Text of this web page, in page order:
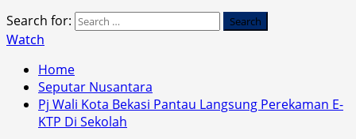
Search for:
Watch
Home
Seputar Nusantara
Pj Wali Kota Bekasi Pantau Langsung Perekaman E-
KTP Di Sekolah